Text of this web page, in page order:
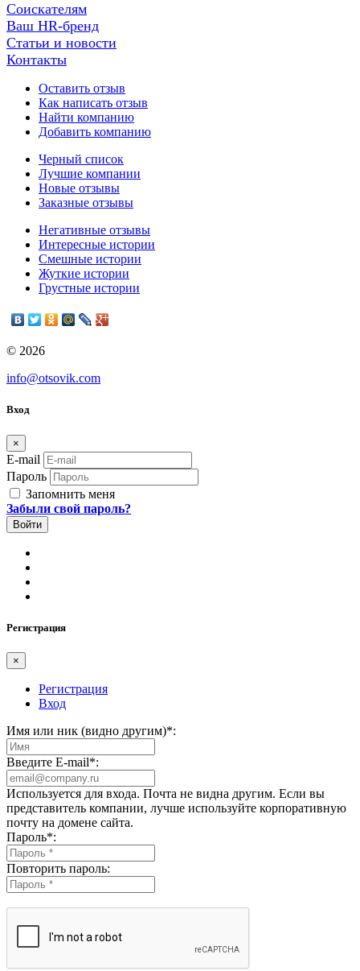
Соискателям
Ваш HR-бренд
Статьи и новости
Контакты
Оставить отзыв
Как написать отзыв
Найти компанию
Добавить компанию
Черный список
Лучшие компании
Новые отзывы
Заказные отзывы
Негативные отзывы
Интересные истории
Смешные истории
Жуткие истории
Грустные истории
© 2026
info@otsovik.com
Вход
×
E-mail
Пароль
Запомнить меня
Забыли свой пароль?
Регистрация
×
Регистрация
Вход
Имя или ник (видно другим)*:
Введите E-mail*:
Используется для входа. Почта не видна другим. Если вы
представитель компании, лучше используйте корпоративную
почту на домене сайта.
Пароль*:
Повторить пароль: